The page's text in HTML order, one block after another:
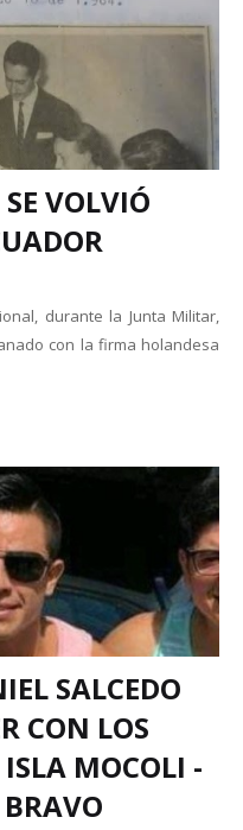
VOLVIÓ
durante la Junta Militar,
con la firma holandesa
SALCEDO
CON LOS
MOCOLI -